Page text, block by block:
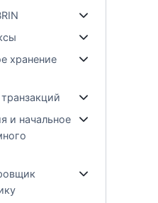
хранение
и начальное